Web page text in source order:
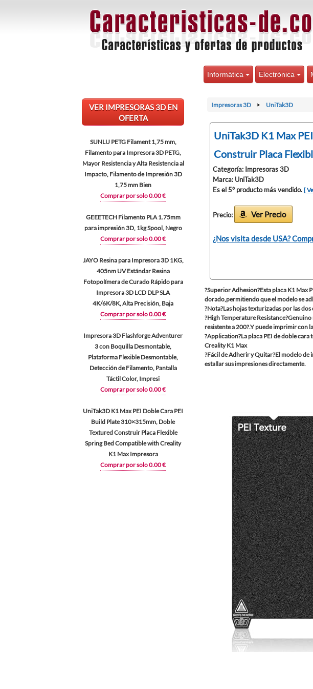
Informática Electrónica
VER IMPRESORAS 3D EN
OFERTA
SUNLU PETG Filament 1,75 mm,
Filamento para Impresora 3D PETG,
Mayor Resistencia y Alta Resistencia al
Impacto, Filamento de Impresión 3D
1,75 mm Bien
Comprar por solo 0.00 €
GEEETECH Filamento PLA 1.75mm
para impresión 3D, 1kg Spool, Negro
Comprar por solo 0.00 €
JAYO Resina para Impresora 3D 1KG,
405nm UV Estándar Resina
Fotopolímera de Curado Rápido para
Impresora 3D LCD DLP SLA
4K/6K/8K, Alta Precisión, Baja
Comprar por solo 0.00 €
Impresora 3D Flashforge Adventurer
3 con Boquilla Desmontable,
Plataforma Flexible Desmontable,
Detección de Filamento, Pantalla
Táctil Color, Impresi
Comprar por solo 0.00 €
UniTak3D K1 Max PEI Doble Cara PEI
Build Plate 310×315mm, Doble
Textured Construir Placa Flexible
Spring Bed Compatible with Creality
K1 Max Impresora
Comprar por solo 0.00 €
Impresoras 3D UniTak3D
UniTak3D K1 Max
Construir Placa
Categoría: Impresoras 3D
Marca: UniTak3D
Es el 5º producto más vendido. [
Precio: Ver Precio
¿Nos visita desde USA?
?Superior Adhesion?Esta placa K1 Max
dorado,permitiendo que el modelo se
?Nota?Las hojas texturizadas por las
?High Temperature
resistente a 200?.Y puede imprimir con
?Application?La placa PEI de doble
Creality K1 Max
?Fácil de Adherir y Quitar?El modelo de
estallar sus impresiones directamente.